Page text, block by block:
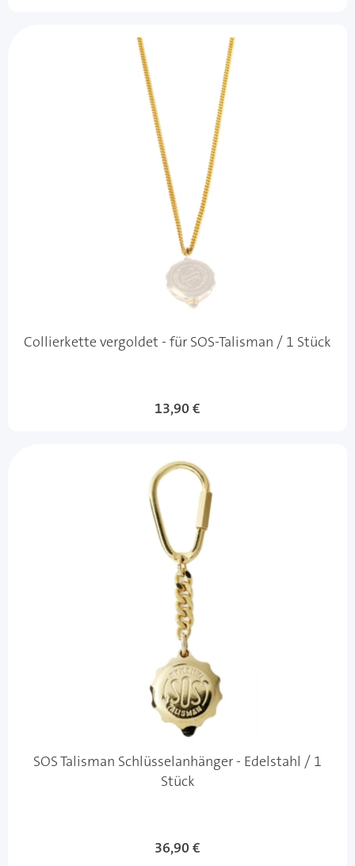
Collierkette vergoldet - für SOS-Talisman / 1 Stück
13,90 €
SOS Talisman Schlüsselanhänger - Edelstahl / 1
Stück
36,90 €